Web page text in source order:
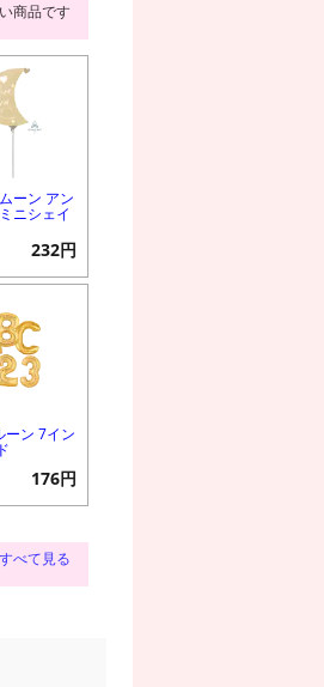
商品です
ーン アン
ニシェイ
232円
ーン 7イン
176円
すべて見る